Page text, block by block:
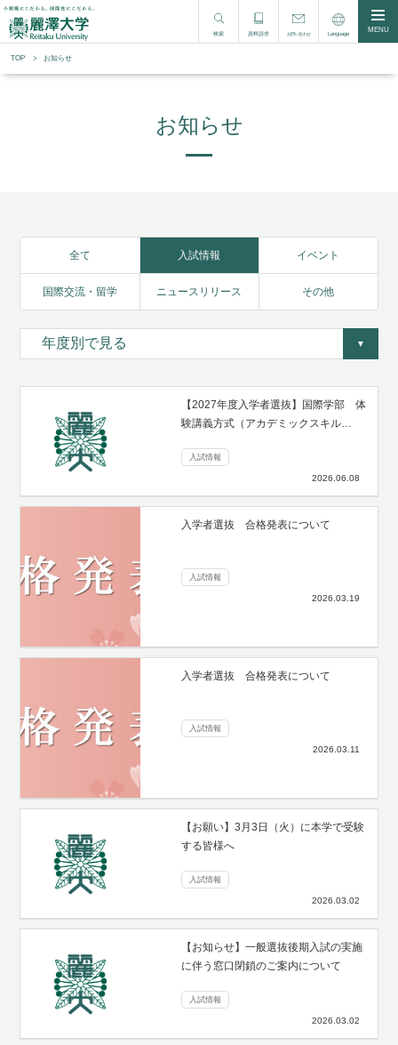
検索 資料請求 お問い合わせ Language MENU
TOP お知らせ
お知らせ
全て 入試情報 イベント
国際交流・留学 ニュースリリース その他
【2027年度入学者選抜】国際学部 体
験講義方式（アカデミックスキル…
入試情報
2026.06.08
入学者選抜 合格発表について
入試情報
2026.03.19
入学者選抜 合格発表について
入試情報
2026.03.11
【お願い】3月3日（火）に本学で受験
する皆様へ
入試情報
2026.03.02
【お知らせ】一般選抜後期入試の実施
に伴う窓口閉鎖のご案内について
入試情報
2026.03.02